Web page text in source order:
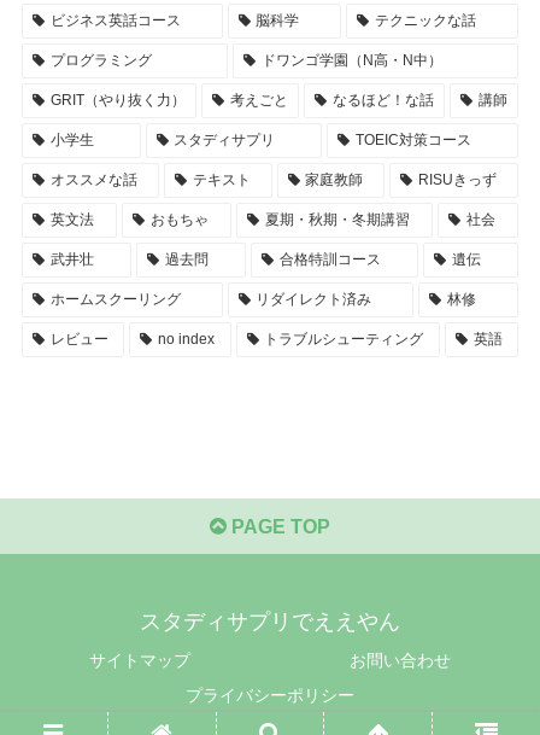
ビジネス英話コース 脳科学 テクニックな話
プログラミング ドワンゴ学園（N高・N中）
GRIT（やり抜く力） 考えごと なるほど！な話 講師
小学生 スタディサプリ TOEIC対策コース
オススメな話 テキスト 家庭教師 RISUきっず
英文法 おもちゃ 夏期・秋期・冬期講習 社会
武井壮 過去問 合格特訓コース 遺伝
ホームスクーリング リダイレクト済み 林修
レビュー no index トラブルシューティング 英語
PAGE TOP
スタディサプリでええやん
サイトマップ
お問い合わせ
プライバシーポリシー